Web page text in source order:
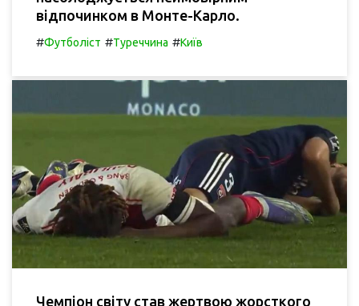
відпочинком в Монте-Карло.
#Футболіст #Туреччина #Київ
Чемпіон світу став жертвою жорсткого